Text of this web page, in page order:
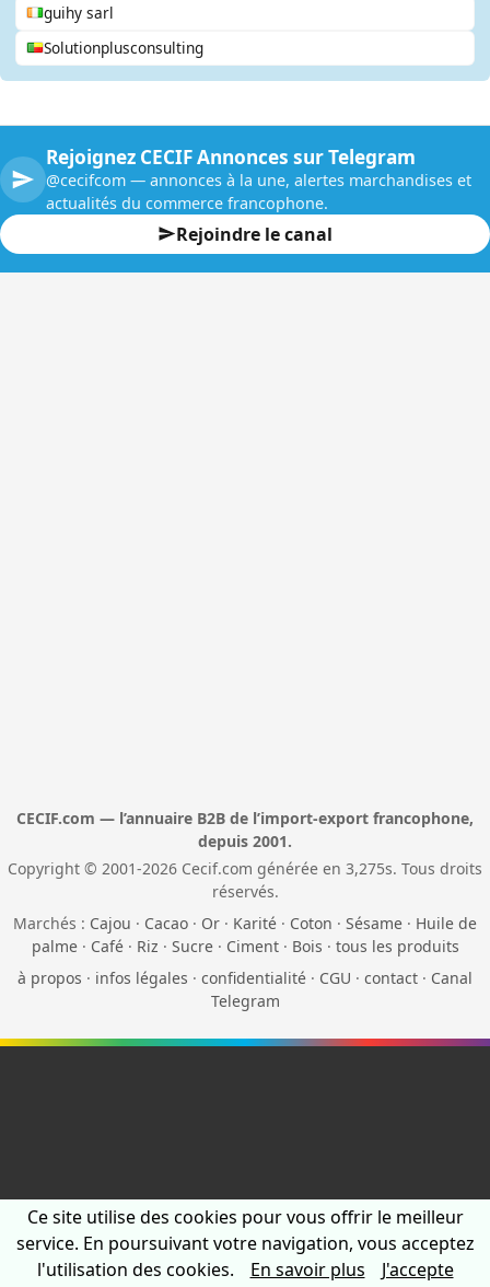
guihy sarl
Solutionplusconsulting
Rejoignez CECIF Annonces sur Telegram
@cecifcom — annonces à la une, alertes marchandises et
actualités du commerce francophone.
Rejoindre le canal
CECIF.com — l’annuaire B2B de l’import-export francophone,
depuis 2001.
Copyright © 2001-2026 Cecif.com générée en 3,275s. Tous droits
réservés.
Marchés : Cajou · Cacao · Or · Karité · Coton · Sésame · Huile de
palme· Café· Riz · Sucre· Ciment· Bois · tous les produits
à propos · infos légales · confidentialité · CGU · contact · Canal
Telegram
Ce site utilise des cookies pour vous offrir le meilleur
service. En poursuivant votre navigation, vous acceptez
l'utilisation des cookies.
En savoir plus J'accepte